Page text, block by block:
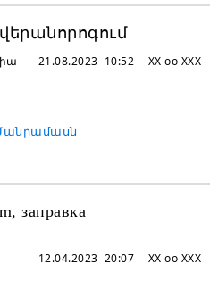
XX oo XXX
21.08.2023 10:52
заправка
XX oo XXX
12.04.2023 20:07